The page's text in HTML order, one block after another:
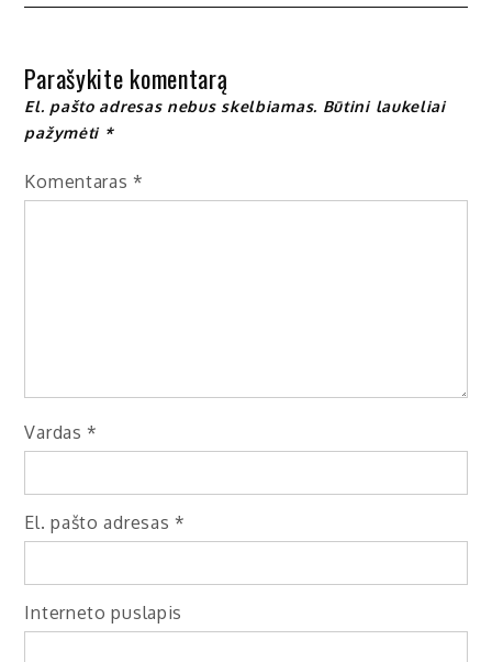
Parašykite komentarą
El. pašto adresas nebus skelbiamas. Būtini laukeliai
pažymėti *
Komentaras *
Vardas *
El. pašto adresas *
Interneto puslapis